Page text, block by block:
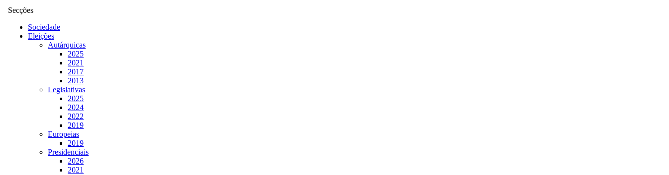
Secções
Sociedade
Eleições
Autárquicas
2025
2021
2017
2013
Legislativas
2025
2024
2022
2019
Europeias
2019
Presidenciais
2026
2021